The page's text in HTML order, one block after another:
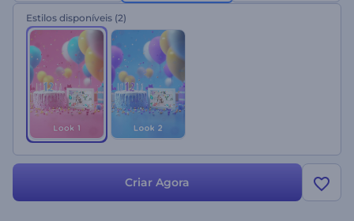
de felicitações, vídeos de convite e muito mais. Experimente agora!
Estilos disponíveis (2)
Criar Agora